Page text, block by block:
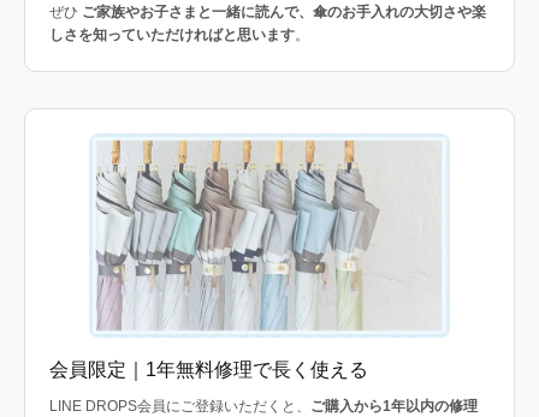
ぜひ ご家族やお子さまと一緒に読んで、傘のお手入れの大切さや楽
しさを知っていただければと思います。
会員限定｜1年無料修理で長く使える
LINE DROPS会員にご登録いただくと、 ご購入から1年以内の修理